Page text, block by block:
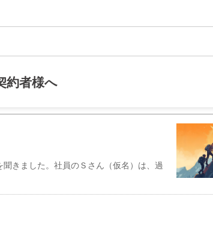
約者様へ
きました。社員のＳさん（仮名）は、過